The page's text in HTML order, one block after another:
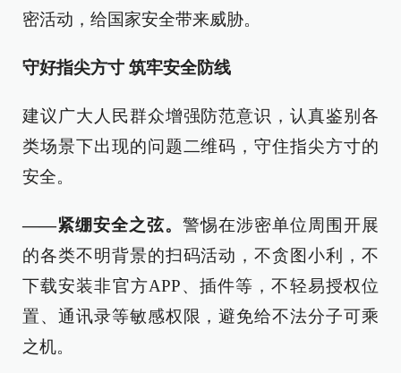
密活动，给国家安全带来威胁。
守好指尖方寸 筑牢安全防线
建议广大人民群众增强防范意识，认真鉴别各
类场景下出现的问题二维码，守住指尖方寸的
安全。
——紧绷安全之弦。 警惕在涉密单位周围开展
的各类不明背景的扫码活动，不贪图小利，不
下载安装非官方APP、插件等，不轻易授权位
置、通讯录等敏感权限，避免给不法分子可乘
之机。